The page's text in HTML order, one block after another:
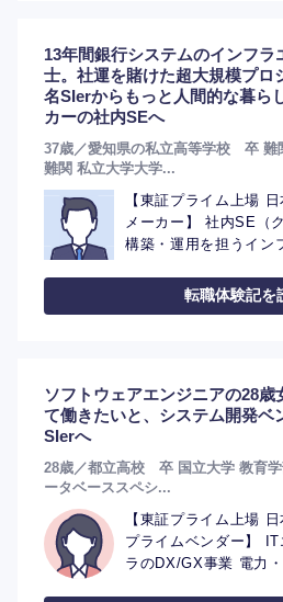
13年間銀行システムのインフラ
士。社運を賭けた超大規模プロ
名SIerからもっと人間的な暮ら
カーの社内SEへ
37歳／愛知県の私立高等学校 卒
難関 私立大学大学...
【東証プライム上場
メーカー】 社内SE（
構築・運用を担うイン
転職体験記を
ソフトウェアエンジニアの28
て働きたいと、システム開発ベ
SIerへ
28歳／都立高校 卒 国立大学 教育
ータベーススペシ...
【東証プライム上場
プライムベンダー】
ラのDX/GX事業 電力